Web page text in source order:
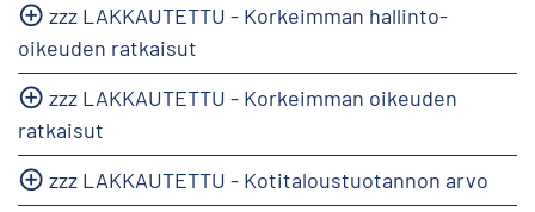
zzz LAKKAUTETTU - Korkeimman hallinto-
oikeuden ratkaisut
zzz LAKKAUTETTU - Korkeimman oikeuden
ratkaisut
zzz LAKKAUTETTU - Kotitaloustuotannon arvo